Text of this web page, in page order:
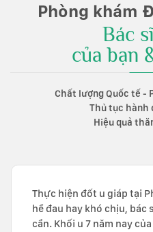
Phòng khám
Bác
của bạn
Chất lượng Quốc tế -
Thủ tục
Hiệu quả
Thực hiện đốt u giáp tại
hề đau hay khó chịu, bác
cần. Khối u 7 năm nay